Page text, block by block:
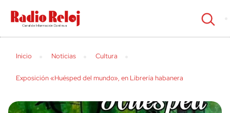
cerrar
Inicio Noticias Cultura
Exposición «Huésped del mundo», en Librería habanera